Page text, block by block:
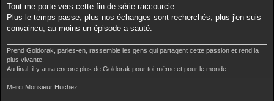
Et perdu pour perdu, chacun y va de son baroud d'honneur. Si
l'honneur avait sauvé des vies, ça se saurait.
pense que ces derniers n'étaient que des armes de frappes
chirurgicales. L'honneur n'étant qu'une excuse et les drones
n'existaient pas.
Tout me porte vers cette fin de série raccourcie.
Plus le temps passe, plus nos échanges sont recherchés, plus j'en suis
convaincu, au moins un épisode a sauté.
Prend Goldorak, parles-en, rassemble les gens qui partagent cette passion et rend la
plus vivante.
Au final, il y aura encore plus de Goldorak pour toi-même et pour le monde.
Merci Monsieur Huchez...